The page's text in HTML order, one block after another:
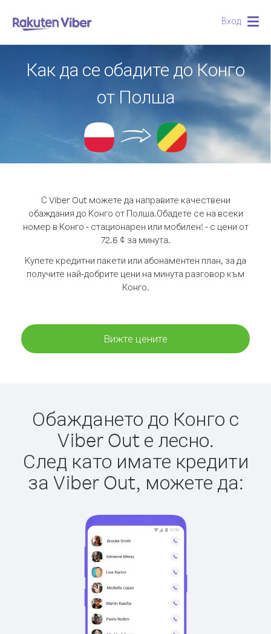
Вход
Как да се обадите до Конго
от Полша
С Viber Out можете да направите качествени
обаждания до Конго от Полша.Обадете се на всеки
номер в Конго - стационарен или мобилен! - с цени от
72.6 ¢ за минута.
Купете кредитни пакети или абонаментен план, за да
получите най-добрите цени на минута разговор към
Конго.
Вижте цените
Обаждането до Конго с
Viber Out е лесно.
След като имате кредити
за Viber Out, можете да: